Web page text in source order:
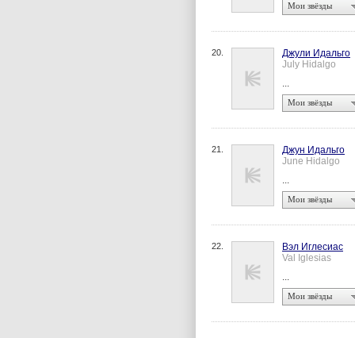
Мои звёзды
20.
Джули Идальго
July Hidalgo
...
Мои звёзды
21.
Джун Идальго
June Hidalgo
...
Мои звёзды
22.
Вэл Иглесиас
Val Iglesias
...
Мои звёзды